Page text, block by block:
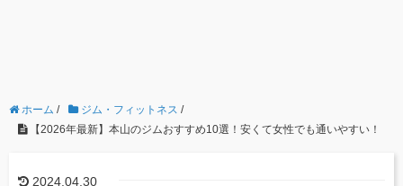
ホーム / ジム・フィットネス /
【2026年最新】本山のジムおすすめ10選！安くて女性でも通いやすい！
2024.04.30